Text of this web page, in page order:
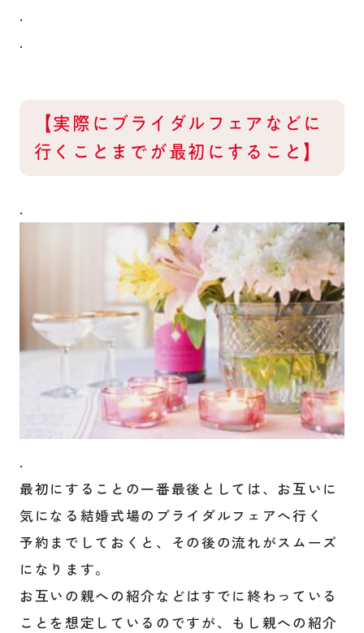
.
.
【実際にブライダルフェアなどに
行くことまでが最初にすること】
.
.
最初にすることの一番最後としては、お互いに
気になる結婚式場のブライダルフェアへ行く
予約までしておくと、その後の流れがスムーズ
になります。
お互いの親への紹介などはすでに終わっている
ことを想定しているのですが、もし親への紹介